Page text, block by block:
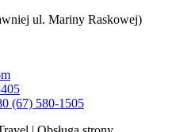
ul. Mariny Raskowej)
(67) 580-1505